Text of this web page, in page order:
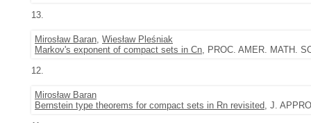
13.
Mirosław Baran, Wiesław Pleśniak
Markov's exponent of compact sets in Cn, PROC. AMER. MATH.
12.
Mirosław Baran
Bernstein type theorems for compact sets in Rn revisited, J.